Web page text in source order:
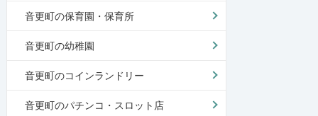
音更町の保育園・保育所
音更町の幼稚園
音更町のコインランドリー
音更町のパチンコ・スロット店